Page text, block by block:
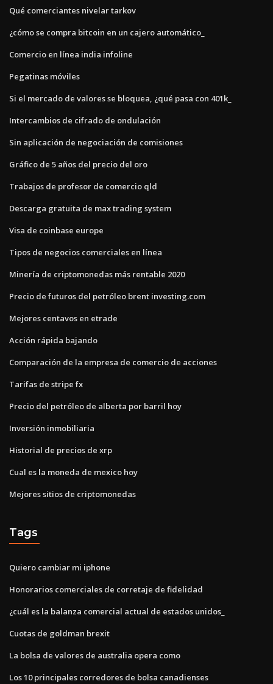
Qué comerciantes nivelar tarkov
¿cómo se compra bitcoin en un cajero automático_
Comercio en línea india infoline
Pegatinas móviles
Si el mercado de valores se bloquea, ¿qué pasa con 401k_
Intercambios de cifrado de ondulación
Sin aplicación de negociación de comisiones
Gráfico de 5 años del precio del oro
Trabajos de profesor de comercio qld
Descarga gratuita de max trading system
Visa de coinbase europe
Tipos de negocios comerciales en línea
Minería de criptomonedas más rentable 2020
Precio de futuros del petróleo brent investing.com
Mejores centavos en etrade
Acción rápida bajando
Comparación de la empresa de comercio de acciones
Tarifas de stripe fx
Precio del petróleo de alberta por barril hoy
Inversión inmobiliaria
Historial de precios de xrp
Cual es la moneda de mexico hoy
Mejores sitios de criptomonedas
Tags
Quiero cambiar mi iphone
Honorarios comerciales de corretaje de fidelidad
¿cuál es la balanza comercial actual de estados unidos_
Cuotas de goldman brexit
La bolsa de valores de australia opera como
Los 10 principales corredores de bolsa canadienses